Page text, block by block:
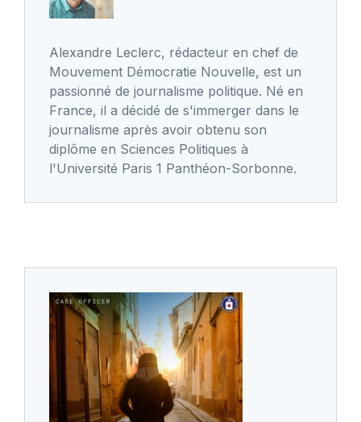
Alexandre Leclerc, rédacteur en chef de
Mouvement Démocratie Nouvelle, est un
passionné de journalisme politique. Né en
France, il a décidé de s'immerger dans le
journalisme après avoir obtenu son
diplôme en Sciences Politiques à
l'Université Paris 1 Panthéon-Sorbonne.